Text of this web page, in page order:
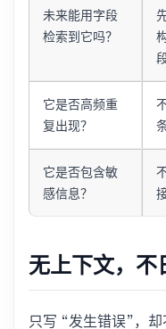
未来能用字段
检索到它吗？
它是否高频重
复出现？
它是否包含敏
感信息？
无上下文，不
只写 “发生错误”，